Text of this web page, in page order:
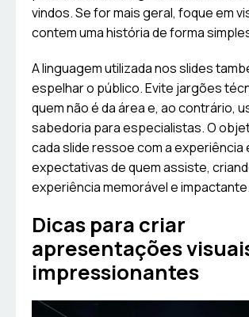
vindos. Se for mais geral, foque em
contem uma história de forma
A linguagem utilizada nos slides
espelhar o público. Evite jargões
quem não é da área e, ao contrário,
sabedoria para especialistas. O
cada slide ressoe com a experiência
expectativas de quem assiste,
experiência memorável e impactante.
Dicas para criar
apresentações
impressionantes